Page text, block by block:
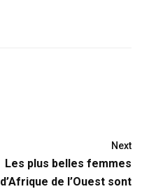
Next
Les plus belles femmes
d’Afrique de l’Ouest sont